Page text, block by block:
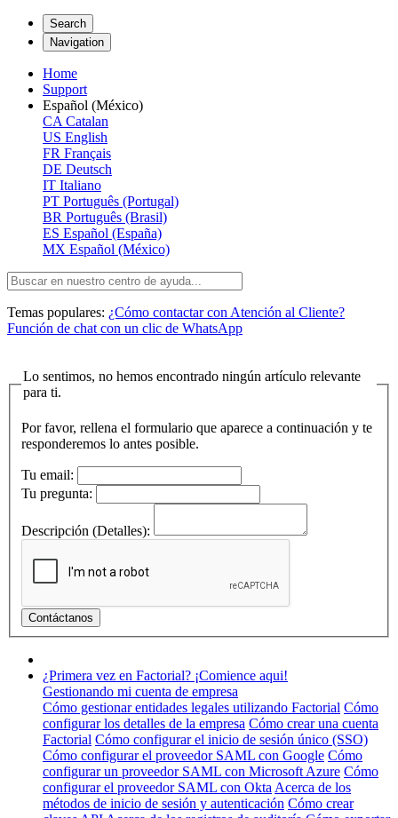
Search
Navigation
Home
Support
Español (México)
CA Catalan
US English
FR Français
DE Deutsch
IT Italiano
PT Português (Portugal)
BR Português (Brasil)
ES Español (España)
MX Español (México)
Temas populares: ¿Cómo contactar con Atención al Cliente?
Función de chat con un clic de WhatsApp
Lo sentimos, no hemos encontrado ningún artículo relevante
para ti.
Por favor, rellena el formulario que aparece a continuación y te
responderemos lo antes posible.
Tu email:
Tu pregunta:
Descripción (Detalles):
¿Primera vez en Factorial? ¡Comience aqui!
Gestionando mi cuenta de empresa
Cómo gestionar entidades legales utilizando Factorial Cómo
configurar los detalles de la empresa Cómo crear una cuenta
Factorial Cómo configurar el inicio de sesión único (SSO)
Cómo configurar el proveedor SAML con Google Cómo
configurar un proveedor SAML con Microsoft Azure Cómo
configurar el proveedor SAML con Okta Acerca de los
métodos de inicio de sesión y autenticación Cómo crear